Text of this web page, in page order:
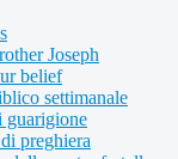
Joseph
belief
settimanale
guarigione
preghiera